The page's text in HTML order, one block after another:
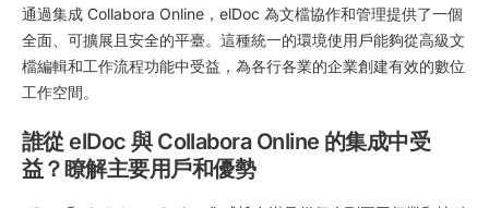
通過集成 Collabora Online，elDoc 為文檔協作和管理提供了一個
全面、可擴展且安全的平臺。這種統一的環境使用戶能夠從高級文
檔編輯和工作流程功能中受益，為各行各業的企業創建有效的數位
工作空間。
誰從 elDoc 與 Collabora Online 的集成中受
益？瞭解主要用戶和優勢